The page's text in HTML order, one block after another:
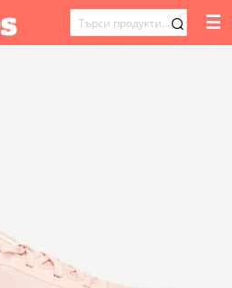
ТЪРСЕНЕ
☰